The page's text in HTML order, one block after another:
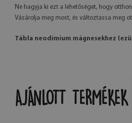
Ne hagyja ki ezt a lehetőséget, hogy
Vásárolja meg most, és változtassa meg
Tábla neodímium mágnesekhez
AJÁNLOTT TERMÉKEK